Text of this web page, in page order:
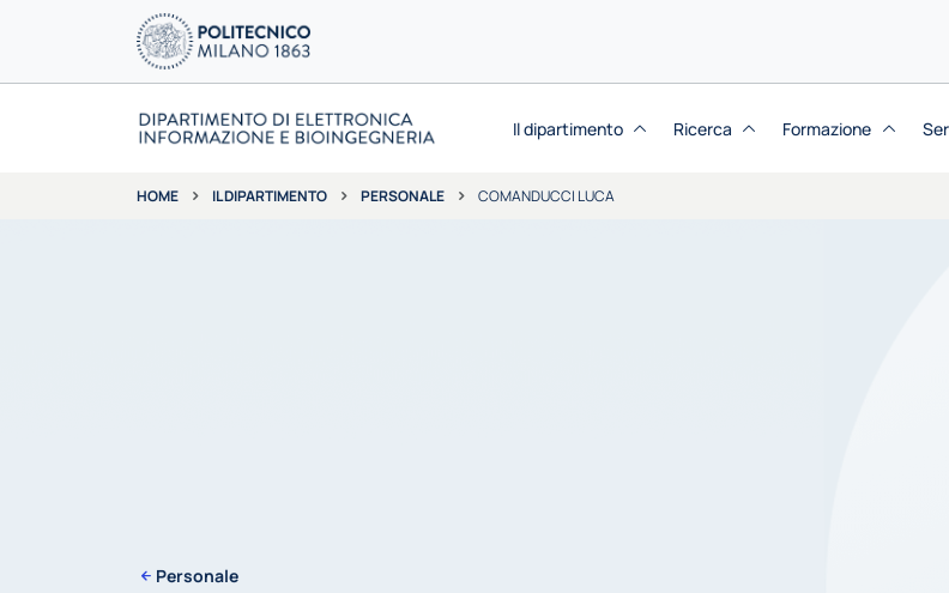
Il dipartimento Ricerca Formazione
HOME IL DIPARTIMENTO PERSONALE COMANDUCCI LUCA
Personale